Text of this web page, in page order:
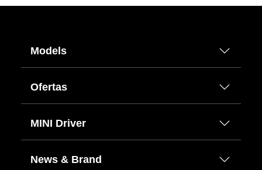
Models
Ofertas
MINI Driver
News & Brand